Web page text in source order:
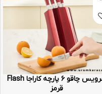
سرویس چاقو ۶ پارچه کاراجا Flash
قرمز